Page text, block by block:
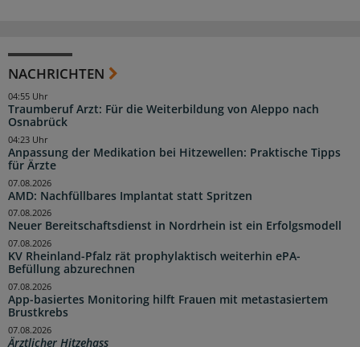
NACHRICHTEN
Traumberuf Arzt: Für die Weiterbildung von Aleppo nach
Osnabrück
04:55 Uhr
Anpassung der Medikation bei Hitzewellen: Praktische Tipps
für Ärzte
04:23 Uhr
AMD: Nachfüllbares Implantat statt Spritzen
07.08.2026
Neuer Bereitschaftsdienst in Nordrhein ist ein Erfolgsmodell
07.08.2026
KV Rheinland-Pfalz rät prophylaktisch weiterhin ePA-
Befüllung abzurechnen
07.08.2026
App-basiertes Monitoring hilft Frauen mit metastasiertem
Brustkrebs
07.08.2026
Ärztlicher Hitzehass
07.08.2026